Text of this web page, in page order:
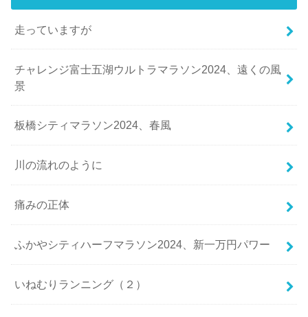
走っていますが
チャレンジ富士五湖ウルトラマラソン2024、遠くの風
景
板橋シティマラソン2024、春風
川の流れのように
痛みの正体
ふかやシティハーフマラソン2024、新一万円パワー
いねむりランニング（２）